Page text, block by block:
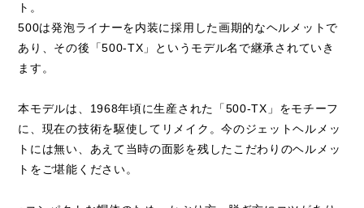
ト。
500は発泡ライナーを内装に採用した画期的なヘルメットで
あり、その後「500-TX」というモデル名で継承されていき
ます。
本モデルは、1968年頃に生産された「500-TX」をモチーフ
に、現在の技術を駆使してリメイク。今のジェットヘルメッ
トには無い、あえて当時の面影を残したこだわりのヘルメッ
トをご堪能ください。